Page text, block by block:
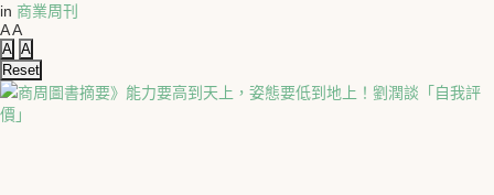
in 商業周刊
AA
A A
Reset